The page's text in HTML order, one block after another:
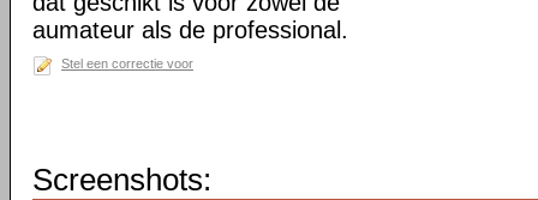
aumateur als de professional.
Stel een correctie voor
Screenshots: